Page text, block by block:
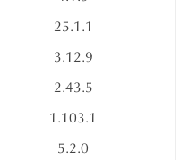
25.1.1
3.12.9
2.43.5
1.103.1
5.2.0